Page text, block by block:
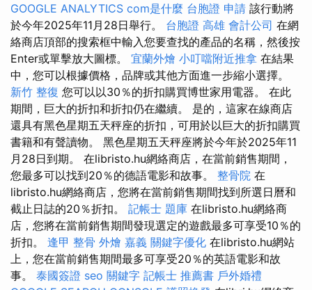
GOOGLE ANALYTICS com是什麼 台胞證 申請 該行動將
於今年2025年11月28日舉行。 台胞證 高雄 會計公司 在網
絡商店頂部的搜索框中輸入您要查找的產品的名稱，然後按
Enter或單擊放大圖標。 宜蘭外燴 小叮噹附近推拿 在結果
中，您可以根據價格，品牌或其他方面進一步縮小選擇。
新竹 整復 您可以以30％的折扣購買博世家用電器。 在此
期間，巨大的折扣和折扣仍在繼續。 是的，這家在線商店
還具有黑色星期五天秤座的折扣，可用於以巨大的折扣購買
書籍和有聲讀物。 黑色星期五天秤座將於今年於2025年11
月28日到期。 在libristo.hu網絡商店，在當前銷售期間，
您最多可以找到20％的德語電影和故事。 整骨院 在
libristo.hu網絡商店，您將在當前銷售期間找到所選日曆和
截止日誌的20％折扣。 記帳士 題庫 在libristo.hu網絡商
店，您將在當前銷售期間發現選定的遊戲最多可享受10％的
折扣。 逢甲 整骨 外燴 嘉義 關鍵字優化 在libristo.hu網站
上，您在當前銷售期間最多可享受20％的英語電影和故
事。 泰國簽證 seo 關鍵字 記帳士 推薦書 戶外婚禮